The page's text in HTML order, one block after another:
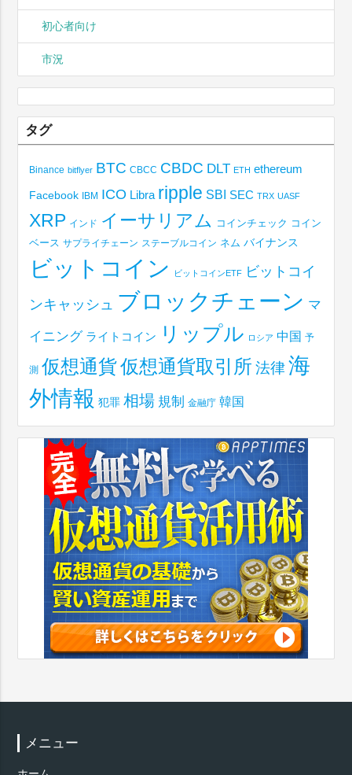
初心者向け
市況
タグ
Binance bitflyer BTC CBCC CBDC DLT ETH ethereum
Facebook IBM ICO Libra ripple SBI SEC TRX UASF
XRP インド イーサリアム コインチェック コイン
ベース サプライチェーン ステーブルコイン ネム バイナンス
ビットコイン ビットコインETF ビットコイ
ンキャッシュ ブロックチェーン マ
イニング ライトコイン リップル ロシア 中国 予
測 仮想通貨仮想通貨取引所 法律 海
外情報 犯罪 相場 規制 金融庁 韓国
メニュー